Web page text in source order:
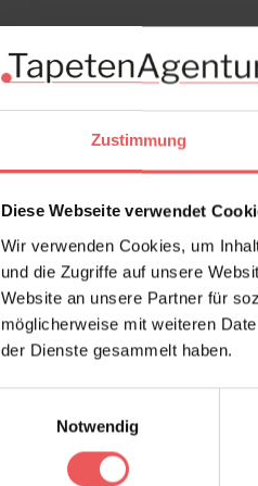
Zustimmung
Diese Webseite verwendet
Wir verwenden Cookies, um
und die Zugriffe auf unsere
Website an unsere Partner für
möglicherweise mit weiteren
der Dienste gesammelt haben.
Notwendig